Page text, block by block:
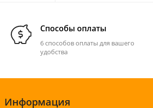
Способы оплаты
6 способов оплаты для вашего
удобства
Информация